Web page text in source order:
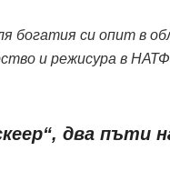
богатия си опит в
и режисура в
два пъти